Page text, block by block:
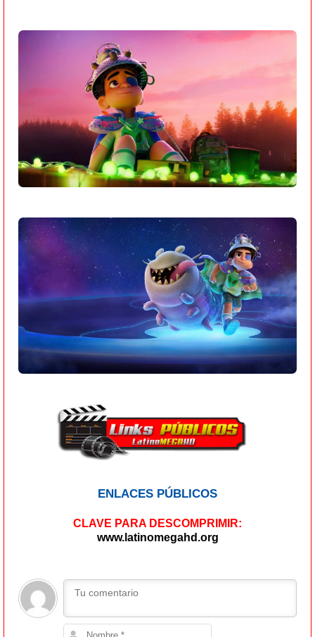
ENLACES PÚBLICOS
CLAVE PARA DESCOMPRIMIR:
www.latinomegahd.org